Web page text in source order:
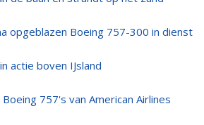
opgeblazen Boeing 757-300 in dienst
actie boven IJsland
757's van American Airlines